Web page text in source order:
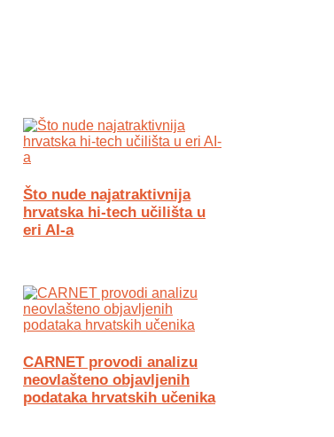
Što nude najatraktivnija
hrvatska hi-tech učilišta u
eri AI-a
CARNET provodi analizu
neovlašteno objavljenih
podataka hrvatskih učenika